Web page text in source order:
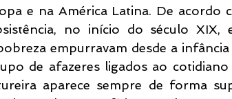
e na América Latina. De acordo
no início do século XIX,
empurravam desde a
de afazeres ligados ao
aparece sempre de forma